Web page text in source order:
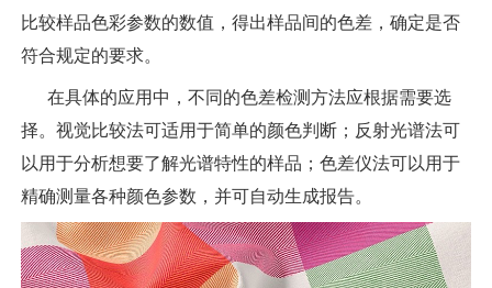
比较样品色彩参数的数值，得出样品间的色差，确定是否
符合规定的要求。
在具体的应用中，不同的色差检测方法应根据需要选
择。视觉比较法可适用于简单的颜色判断；反射光谱法可
以用于分析想要了解光谱特性的样品；色差仪法可以用于
精确测量各种颜色参数，并可自动生成报告。